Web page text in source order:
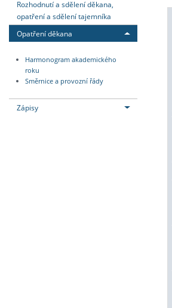
Rozhodnutí a sdělení děkana,
opatření a sdělení tajemníka
Opatření děkana
Harmonogram akademického
roku
Směrnice a provozní řády
Zápisy